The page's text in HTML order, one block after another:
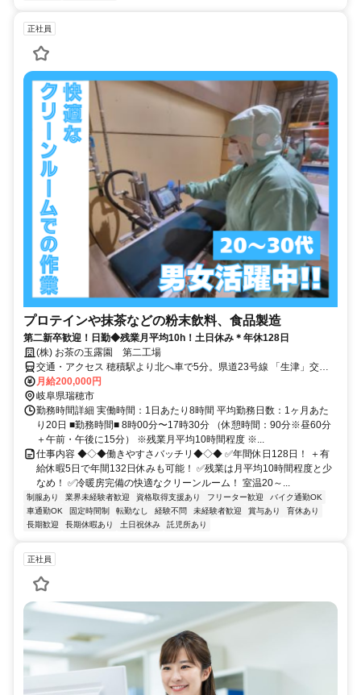
正社員
プロテインや抹茶などの粉末飲料、食品製造
第二新卒歓迎！日勤◆残業月平均10h！土日休み＊年休128日
(株) お茶の玉露園 第二工場
交通・アクセス 穂積駅より北へ車で5分。県道23号線 「生津」交差
点 近く
月給200,000円
岐阜県瑞穂市
勤務時間詳細 実働時間：1日あたり8時間 平均勤務日数：1ヶ月あた
り20日 ■勤務時間■ 8時00分〜17時30分 （休憩時間：90分※昼60分
＋午前・午後に15分） ※残業月平均10時間程度 ※...
仕事内容 ◆◇◆働きやすさバッチリ◆◇◆ ✅年間休日128日！ ＋有
給休暇5日で年間132日休みも可能！ ✅残業は月平均10時間程度と少
なめ！ ✅冷暖房完備の快適なクリーンルーム！ 室温20～...
制服あり 業界未経験者歓迎 資格取得支援あり フリーター歓迎
バイク通勤OK
車通勤OK
固定時間制 転勤なし 経験不問 未経験者歓迎 賞与あり
育休あり
長期歓迎
長期休暇あり 土日祝休み 託児所あり
正社員